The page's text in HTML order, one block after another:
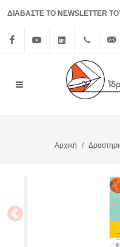
ΔΙΑΒΑΣΤΕ ΤΟ NEWSLETTER
Linkedin+30 210
3626150
Αρχική